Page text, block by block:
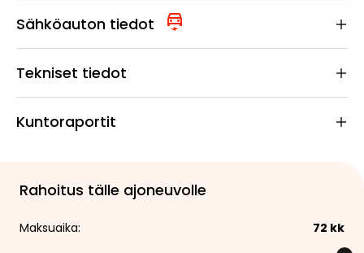
Sähköauton tiedot
Tekniset tiedot
Kuntoraportit
Rahoitus tälle ajoneuvolle
Maksuaika: 72 kk